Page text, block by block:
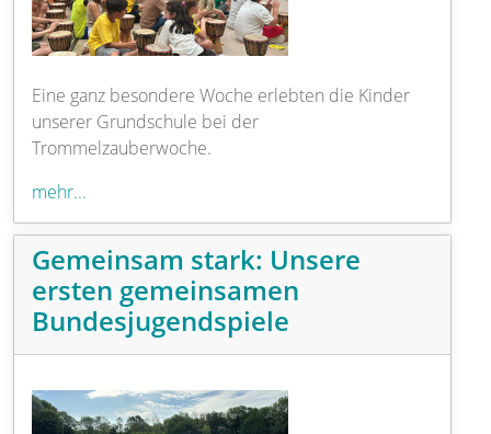
Eine ganz besondere Woche erlebten die Kinder
unserer Grundschule bei der
Trommelzauberwoche.
mehr...
Gemeinsam stark: Unsere
ersten gemeinsamen
Bundesjugendspiele